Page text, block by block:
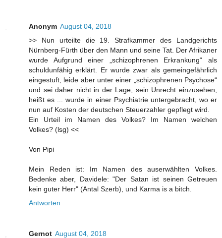
Anonym August 04, 2018
>> Nun urteilte die 19. Strafkammer des Landgerichts
Nürnberg-Fürth über den Mann und seine Tat. Der Afrikaner
wurde Aufgrund einer „schizophrenen Erkrankung“ als
schuldunfähig erklärt. Er wurde zwar als gemeingefährlich
eingestuft, leide aber unter einer „schizophrenen Psychose“
und sei daher nicht in der Lage, sein Unrecht einzusehen,
heißt es ... wurde in einer Psychiatrie untergebracht, wo er
nun auf Kosten der deutschen Steuerzahler gepflegt wird.
Ein Urteil im Namen des Volkes? Im Namen welchen
Volkes? (lsg) <<
Von Pipi
Mein Reden ist: Im Namen des auserwählten Volkes.
Bedenke aber, Davidele: "Der Satan ist seinen Getreuen
kein guter Herr" (Antal Szerb), und Karma is a bitch.
Antworten
Gernot August 04, 2018